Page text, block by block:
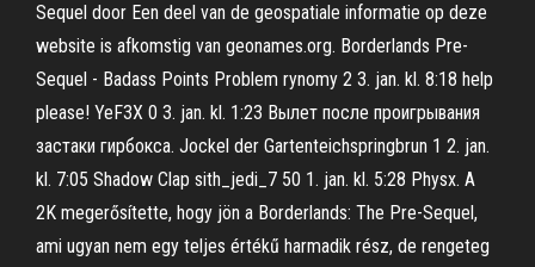
Sequel door Een deel van de geospatiale informatie op deze
website is afkomstig van geonames.org. Borderlands Pre-
Sequel - Badass Points Problem rynomy 2 3. jan. kl. 8:18 help
please! YeF3X 0 3. jan. kl. 1:23 Вылет после проигрывания
застаки гирбокса. Jockel der Gartenteichspringbrun 1 2. jan.
kl. 7:05 Shadow Clap sith_jedi_7 50 1. jan. kl. 5:28 Physx. A
2K megerősítette, hogy jön a Borderlands: The Pre-Sequel,
ami ugyan nem egy teljes értékű harmadik rész, de rengeteg